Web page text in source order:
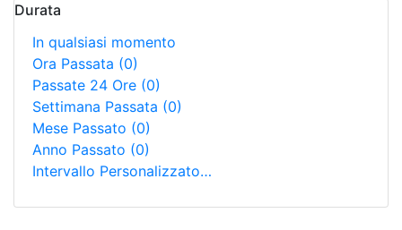
Durata
In qualsiasi momento
Ora Passata (0)
Passate 24 Ore (0)
Settimana Passata (0)
Mese Passato (0)
Anno Passato (0)
Intervallo Personalizzato…